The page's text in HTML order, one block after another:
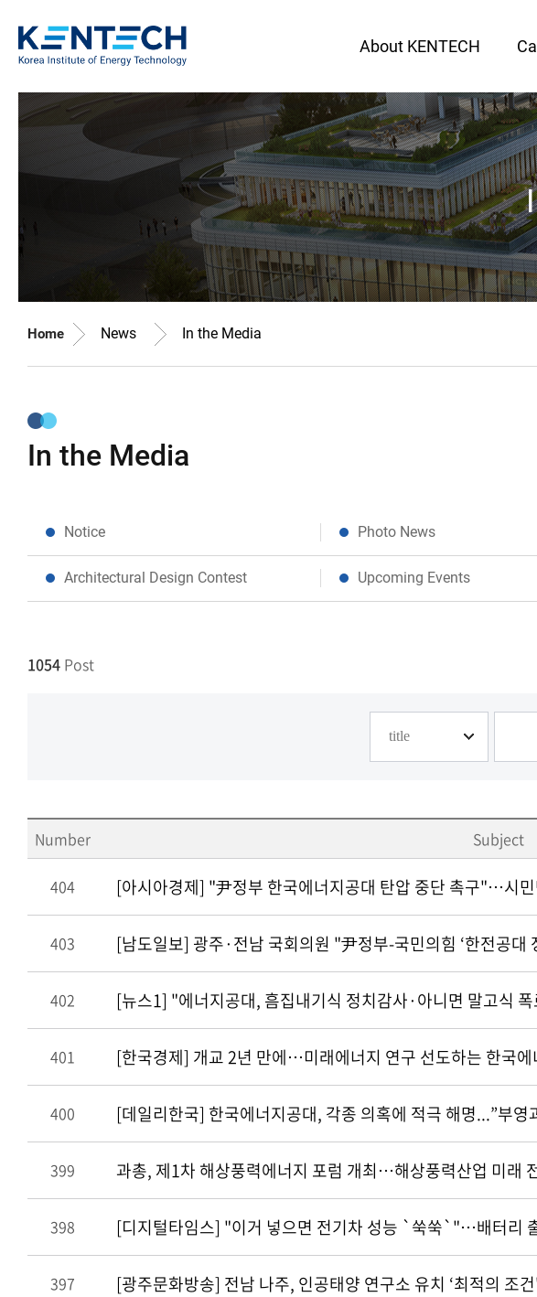
About KENTECH
Home News In the Media
In the Media
Notice Photo News
Architectural Design Contest Upcoming Events
1054 Post
Number Subject
404 [아시아경제] "尹정부 한국에너지공대 탄압 중단 촉구"…시
403 [남도일보] 광주·전남 국회의원 "尹정부-국민의힘 ‘한전공대
402 [뉴스1] "에너지공대, 흠집내기식 정치감사·아니면 말고식
401 [한국경제] 개교 2년 만에…미래에너지 연구 선도하는 한국에
400 [데일리한국] 한국에너지공대, 각종 의혹에 적극 해명...”부영
399 과총, 제1차 해상풍력에너지 포럼 개최…해상풍력산업 미래
398 [디지털타임스] "이거 넣으면 전기차 성능 `쑥쑥`"…배터리
397 [광주문화방송] 전남 나주, 인공태양 연구소 유치 ‘최적의 조